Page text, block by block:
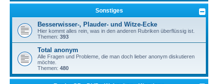
Sonstiges
Besserwisser-, Plauder- und Witze-Ecke
Hier kommt alles rein, was in den anderen Rubriken überflüssig ist.
Themen: 393
Total anonym
Alle Fragen und Probleme, die man doch lieber anonym diskutieren
möchte.
Themen: 480